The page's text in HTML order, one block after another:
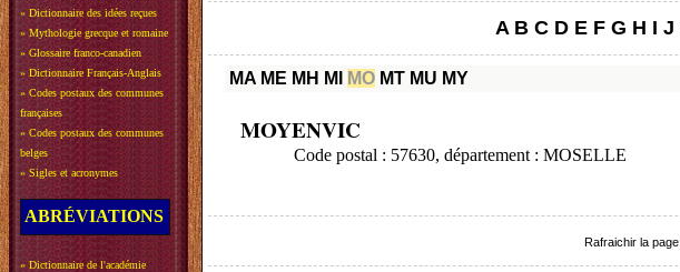
» Dictionnaire des idées reçues
» Mythologie grecque et romaine
» Glossaire franco-canadien
» Dictionnaire Français-Anglais
» Codes postaux des communes
françaises
» Codes postaux des communes
belges
» Sigles et acronymes
ABRÉVIATIONS
» Dictionnaire de l'académie
A B C D E F G H I J
MA ME MH MI MO MT MU MY
MOYENVIC
Code postal : 57630, département : MOSELLE
Rafraichir la page